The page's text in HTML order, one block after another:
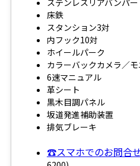
ステンレスリアバンパー
床鉄
スタンション3対
内フック10対
ホイールパーク
カラーバックカメラ／モ
6速マニュアル
革シート
黒木目調パネル
坂道発進補助装置
排気ブレーキ
☎スマホでのお問合